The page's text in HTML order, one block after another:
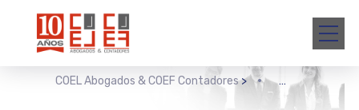
COEL Abogados & COEF Contadores> >